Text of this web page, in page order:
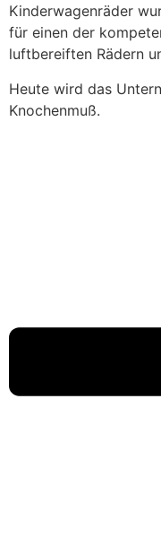
Kinderwagenräder
für einen der
luftbereiften Rädern
Heute wird das
Knochenmuß.